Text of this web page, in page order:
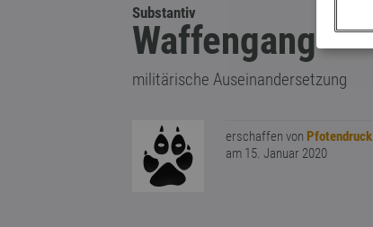
Substantiv
Waffengang
militärische Auseinandersetzung
erschaffen von Pfotendruck
am 15. Januar 2020